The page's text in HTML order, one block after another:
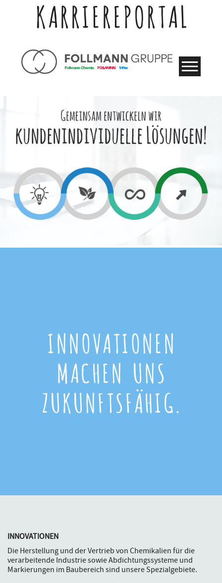
KARRIEREPORTAL
INNOVATIONEN
MACHEN UNS
ZUKUNFTSFÄHIG.
INNOVATIONEN
Die Herstellung und der Vertrieb von Chemikalien für die
verarbeitende Industrie sowie Abdichtungssysteme und
Markierungen im Baubereich sind unsere Spezialgebiete.